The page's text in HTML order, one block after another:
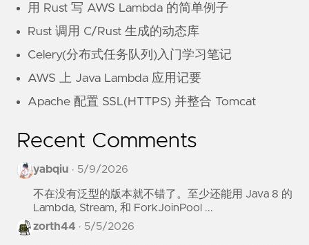
用 Rust 写 AWS Lambda 的简单例子
Rust 调用 C/Rust 生成的动态库
Celery(分布式任务队列)入门学习笔记
AWS 上 Java Lambda 应用记要
Apache 配置 SSL(HTTPS) 并整合 Tomcat
Recent Comments
yabqiu · 5/9/2026
不在没有泛型的版本就不错了。至少还能用 Java 8 的
Lambda, Stream, 和 ForkJoinPool ...
zorth44 · 5/5/2026